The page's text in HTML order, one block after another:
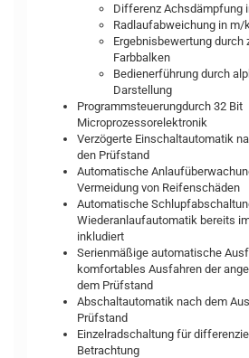
Differenz Achsdämpfung
Radlaufabweichung in m/
Ergebnisbewertung durch
Farbbalken
Bedienerführung durch
Darstellung
Programmsteuerungdurch 32 Bit
Microprozessorelektronik
Verzögerte Einschaltautomatik
den Prüfstand
Automatische
Vermeidung von Reifenschäden
Automatische
Wiederanlaufautomatik bereits
inkludiert
Serienmäßige automatische
komfortables Ausfahren der
dem Prüfstand
Abschaltautomatik nach dem
Prüfstand
Einzelradschaltung für
Betrachtung